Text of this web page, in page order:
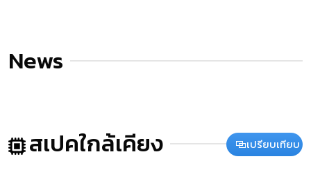
News
สเปคใกล้เคียง เปรียบเทียบ